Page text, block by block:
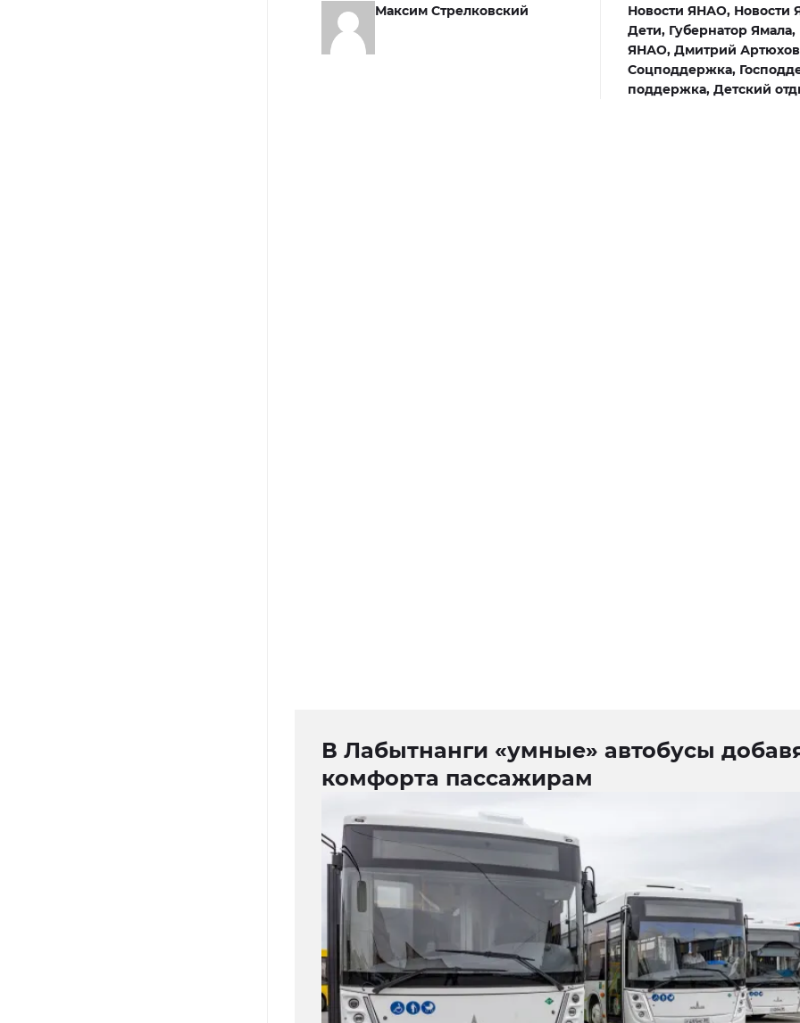
Максим Стрелковский Новости ЯНАО, Новости
Дети, Губернатор Ямала,
ЯНАО, Дмитрий
Соцподдержка,
поддержка, Детский
В Лабытнанги «умные» автобусы
комфорта пассажирам